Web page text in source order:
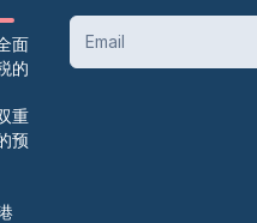
面
的
重
预